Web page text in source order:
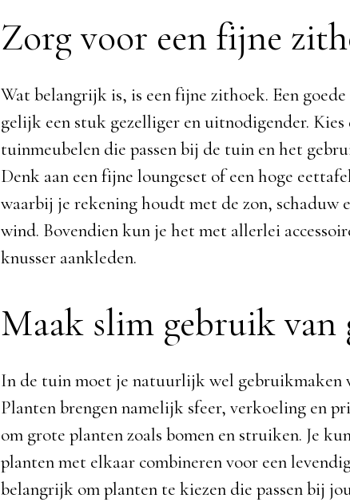
Zorg voor een fijne
Wat belangrijk is, is een fijne zithoek. Een
gelijk een stuk gezelliger en uitnodigender. Kies
tuinmeubelen die passen bij de tuin en het
Denk aan een fijne loungeset of een hoge
waarbij je rekening houdt met de zon, schaduw
wind. Bovendien kun je het met allerlei
knusser aankleden.
Maak slim gebruik van
In de tuin moet je natuurlijk wel gebruikmaken
Planten brengen namelijk sfeer, verkoeling en
om grote planten zoals bomen en struiken. Je
planten met elkaar combineren voor een
belangrijk om planten te kiezen die passen bij